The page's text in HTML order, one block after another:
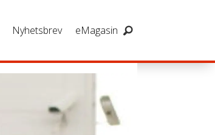
Nyhetsbrev eMagasin